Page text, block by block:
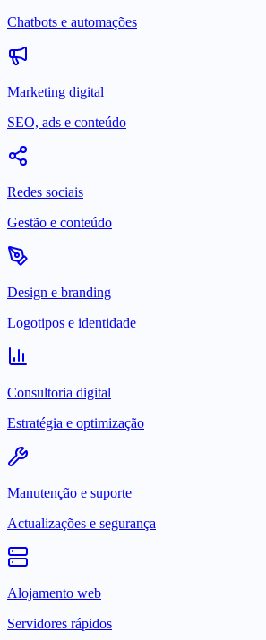
Chatbots e automações
Marketing digital
SEO, ads e conteúdo
Redes sociais
Gestão e conteúdo
Design e branding
Logotipos e identidade
Consultoria digital
Estratégia e optimização
Manutenção e suporte
Actualizações e segurança
Alojamento web
Servidores rápidos